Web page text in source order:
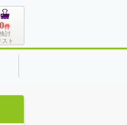
0件
討
スト